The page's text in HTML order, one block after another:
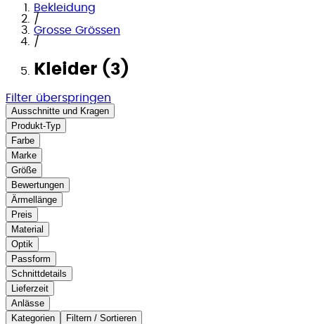
Bekleidung
/
Grosse Grössen
/
Kleider (3)
Filter überspringen
Ausschnitte und Kragen
Produkt-Typ
Farbe
Marke
Größe
Bewertungen
Ärmellänge
Preis
Material
Optik
Passform
Schnittdetails
Lieferzeit
Anlässe
Kategorien
Filtern / Sortieren